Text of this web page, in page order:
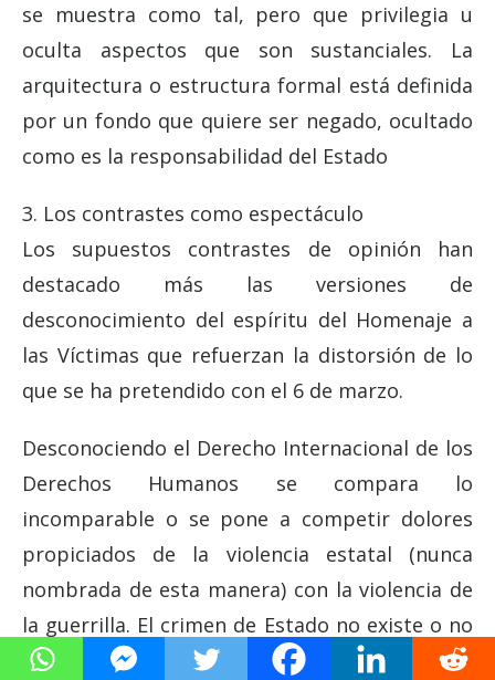
se muestra como tal, pero que privilegia u
oculta aspectos que son sustanciales. La
arquitectura o estructura formal está definida
por un fondo que quiere ser negado, ocultado
como es la responsabilidad del Estado
3. Los contrastes como espectáculo
Los supuestos contrastes de opinión han
destacado más las versiones de
desconocimiento del espíritu del Homenaje a
las Víctimas que refuerzan la distorsión de lo
que se ha pretendido con el 6 de marzo.
Desconociendo el Derecho Internacional de los
Derechos Humanos se compara lo
incomparable o se pone a competir dolores
propiciados de la violencia estatal (nunca
nombrada de esta manera) con la violencia de
la guerrilla. El crimen de Estado no existe o no
se puede justificar combatir el crimen con